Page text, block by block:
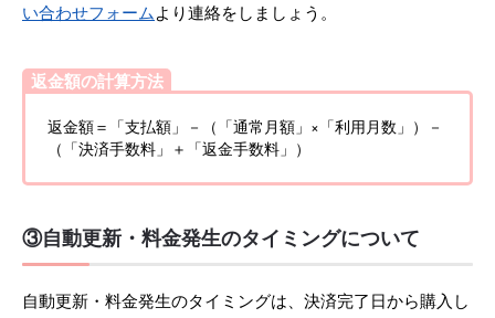
い合わせフォーム より連絡をしましょう。
返金額の計算方法
返金額＝「支払額」－（「通常月額」×「利用月数」）－
（「決済手数料」＋「返金手数料」）
③自動更新・料金発生のタイミングについて
自動更新・料金発生のタイミングは、決済完了日から購入し